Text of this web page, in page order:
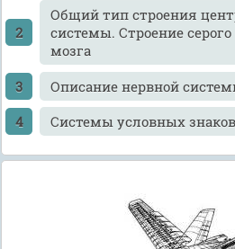
Общий тип строения
системы. Строение
мозга
Описание нервной
Системы условных знаков